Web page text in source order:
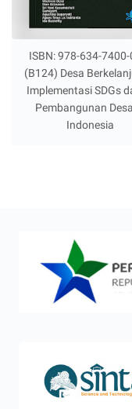
ISBN: 978-634-7400-
(B124) Desa
Implementasi SDGs
Pembangunan
Indonesia